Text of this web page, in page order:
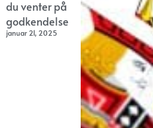
du venter på
godkendelse
januar 21, 2025